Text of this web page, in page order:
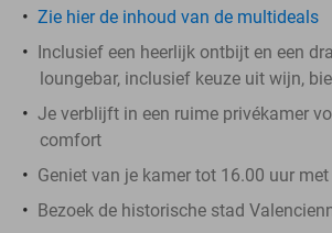
Zie hier de inhoud van de multideals
Inclusief een heerlijk ontbijt en een
loungebar, inclusief keuze uit wijn,
Je verblijft in een ruime privékamer
comfort
Geniet van je kamer tot 16.00 uur
Bezoek de historische stad